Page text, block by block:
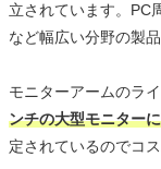
立されています。PC
など幅広い分野の製
モニターアームのラ
ンチの大型モニター
定されているのでコ